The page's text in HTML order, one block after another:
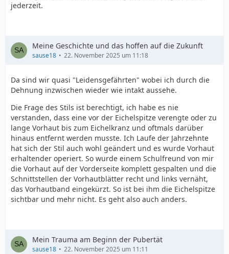
jederzeit.
Meine Geschichte und das hoffen auf die Zukunft
sause18 22. November 2025 um 11:18
Da sind wir quasi "Leidensgefährten" wobei ich durch die
Dehnung inzwischen wieder wie intakt aussehe.
Die Frage des Stils ist berechtigt, ich habe es nie
verstanden, dass eine vor der Eichelspitze verengte oder zu
lange Vorhaut bis zum Eichelkranz und oftmals darüber
hinaus entfernt werden musste. Ich Laufe der Jahrzehnte
hat sich der Stil auch wohl geändert und es wurde Vorhaut
erhaltender operiert. So wurde einem Schulfreund von mir
die Vorhaut auf der Vorderseite komplett gespalten und die
Schnittstellen der Vorhautblätter recht und links vernäht,
das Vorhautband eingekürzt. So ist bei ihm die Eichelspitze
sichtbar und mehr nicht. Es geht also auch anders.
Mein Trauma am Beginn der Pubertät
sause18 22. November 2025 um 11:11